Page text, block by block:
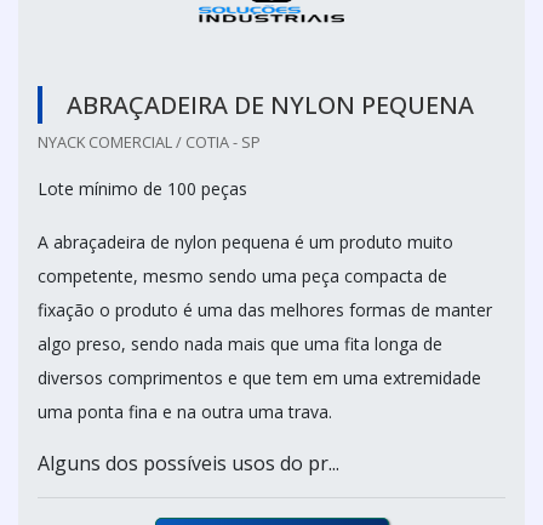
ABRAÇADEIRA DE NYLON PEQUENA
NYACK COMERCIAL / COTIA - SP
Lote mínimo de 100 peças
A abraçadeira de nylon pequena é um produto muito
competente, mesmo sendo uma peça compacta de
fixação o produto é uma das melhores formas de manter
algo preso, sendo nada mais que uma fita longa de
diversos comprimentos e que tem em uma extremidade
uma ponta fina e na outra uma trava.
Alguns dos possíveis usos do pr...